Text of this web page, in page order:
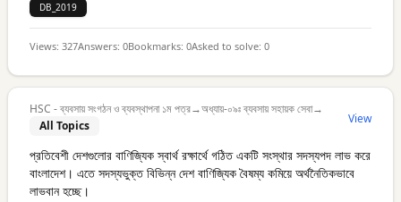
DB_2019
Views: 327Answers: 0Bookmarks: 0Asked to solve: 0
HSC - ব্যবসায় সংগঠন ও ব্যবস্থাপনা ১ম পত্র→অধ্যায়-০৯ঃ ব্যবসায় সহায়ক সেবা→
All Topics
View
প্রতিবেশী দেশগুলোর বাণিজ্যিক স্বার্থ রক্ষার্থে গঠিত একটি সংস্থার সদস্যপদ লাভ করে
বাংলাদেশ। এতে সদস্যভুক্ত বিভিন্ন দেশ বাণিজ্যিক বৈষম্য কমিয়ে অর্থনৈতিকভাবে
লাভবান হচ্ছে।